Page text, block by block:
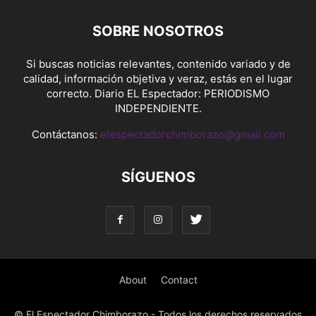
SOBRE NOSOTROS
Si buscas noticias relevantes, contenido variado y de
calidad, información objetiva y veraz, estás en el lugar
correcto. Diario EL Espectador: PERIODISMO
INDEPENDIENTE.
Contáctanos: elespectadorchimborazo@gmail.com
SÍGUENOS
About Contact